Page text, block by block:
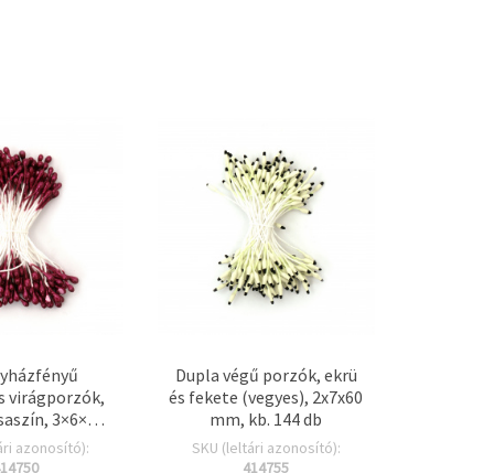
virágporzók,
3×6×70
db – DIY
azonosító):
Dupla végű porzók, ekrü
és fekete (vegyes), 2x7x60
mm, kb. 144 db
SKU (leltári azonosító):
414755